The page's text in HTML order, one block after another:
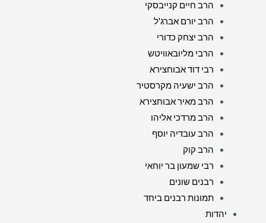
הרב חיים קנייבסקי
הרב יורם אברג'ל
הרב יצחק כדורי
הרבי מליובאוויטש
רבי דוד אבוחצירא
הרב ישעיה מקרסטיר
הרב מאיר אבוחצירא
הרב מרדכי אליהו
הרב עובדיה יוסף
הרב קוק
רבי שמעון בר יוחאי
רבנים שונים
תמונות רבנים ביחד
יהדות